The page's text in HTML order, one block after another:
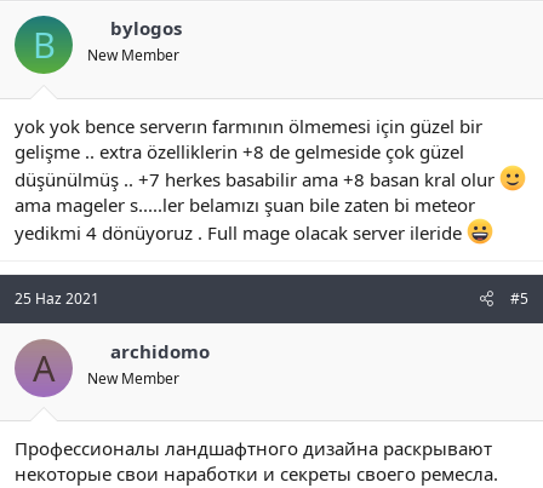
B bylogos
New Member
yok yok bence serverın farmının ölmemesi için güzel bir
gelişme .. extra özelliklerin +8 de gelmeside çok güzel
düşünülmüş .. +7 herkes basabilir ama +8 basan kral olur
ama mageler s.....ler belamızı şuan bile zaten bi meteor
yedikmi 4 dönüyoruz . Full mage olacak server ileride
25 Haz 2021 #5
A archidomo
New Member
Профессионалы ландшафтного дизайна раскрывают
некоторые свои наработки и секреты своего ремесла.